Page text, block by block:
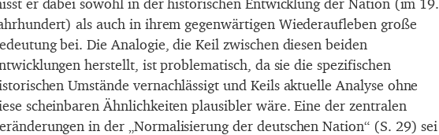
als auch in ihrem gegenwärtigen Wiederaufleben große
bei. Die Analogie, die Keil zwischen diesen beiden
herstellt, ist problematisch, da sie die spezifischen
Umstände vernachlässigt und Keils aktuelle Analyse ohne
scheinbaren Ähnlichkeiten plausibler wäre. Eine der zentralen
in der „Normalisierung der deutschen Nation“ (S. 29) sei